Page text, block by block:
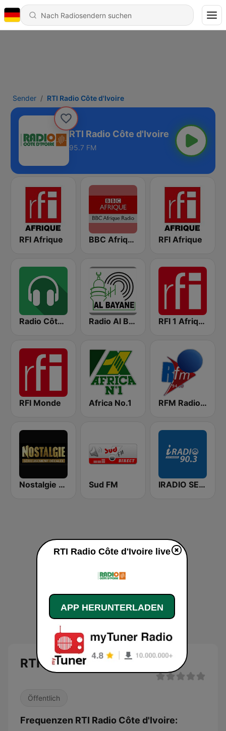
Sender RTI Radio Côte d'Ivoire
RTI Radio Côte d'Ivoire
95.7 FM
RFI Afrique BBC Afrique RFI Afrique
Radio Côte d'Ivoire Radio Al Bayane RFI 1 Afrique
RFI Monde Africa No.1 RFM Radio Futurs Medias 94.0 FM
Nostalgie FM Sud FM IRADIO SENEGAL
RTI Radio Côte d'Ivoire
Öffentlich
Frequenzen RTI Radio Côte d'Ivoire:
RTI Radio Côte d'Ivoire live
APP HERUNTERLADEN